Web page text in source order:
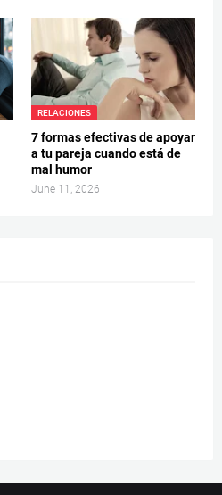
RELACIONES
7 formas efectivas de apoyar
a tu pareja cuando está de
mal humor
June 11, 2026